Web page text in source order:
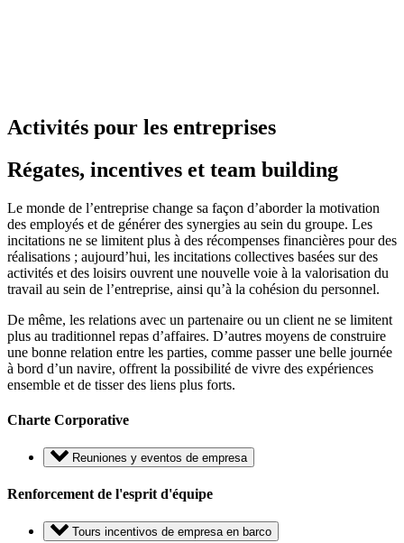
Activités pour les entreprises
Régates, incentives et team building
Le monde de l’entreprise change sa façon d’aborder la motivation
des employés et de générer des synergies au sein du groupe. Les
incitations ne se limitent plus à des récompenses financières pour des
réalisations ; aujourd’hui, les incitations collectives basées sur des
activités et des loisirs ouvrent une nouvelle voie à la valorisation du
travail au sein de l’entreprise, ainsi qu’à la cohésion du personnel.
De même, les relations avec un partenaire ou un client ne se limitent
plus au traditionnel repas d’affaires. D’autres moyens de construire
une bonne relation entre les parties, comme passer une belle journée
à bord d’un navire, offrent la possibilité de vivre des expériences
ensemble et de tisser des liens plus forts.
Charte Corporative
Reuniones y eventos de empresa
Renforcement de l'esprit d'équipe
Tours incentivos de empresa en barco